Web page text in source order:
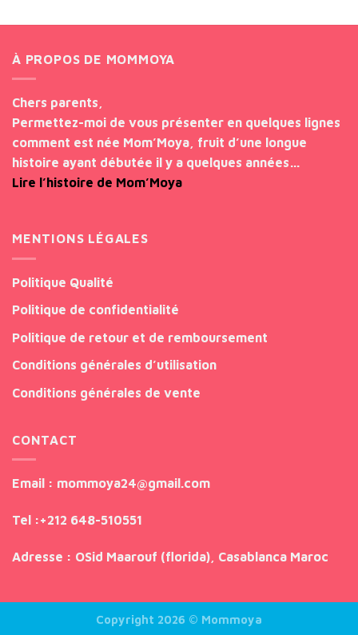
À PROPOS DE MOMMOYA
Chers parents,
Permettez-moi de vous présenter en quelques lignes
comment est née Mom’Moya, fruit d’une longue
histoire ayant débutée il y a quelques années…
Lire l’histoire de Mom’Moya
MENTIONS LÉGALES
Politique Qualité
Politique de confidentialité
Politique de retour et de remboursement
Conditions générales d’utilisation
Conditions générales de vente
CONTACT
Email : mommoya24@gmail.com
Tel :+212 648-510551
Adresse : OSid Maarouf (florida), Casablanca Maroc
Copyright 2026 © Mommoya